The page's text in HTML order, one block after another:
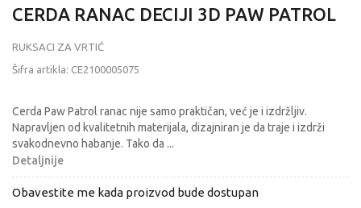
CERDA RANAC DECIJI 3D PAW PATROL
RUKSACI ZA VRTIĆ
Šifra artikla: CE2100005075
Cerda Paw Patrol ranac nije samo praktičan, već je i izdržljiv.
Napravljen od kvalitetnih materijala, dizajniran je da traje i izdrži
svakodnevno habanje. Tako da ...
Detaljnije
Obavestite me kada proizvod bude dostupan